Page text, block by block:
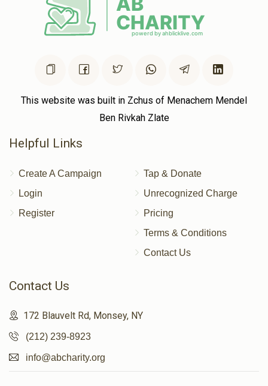
This website was built in Zchus of Menachem Mendel
Ben Rivkah Zlate
Helpful Links
Create A Campaign
Login
Register
Tap & Donate
Unrecognized Charge
Pricing
Terms & Conditions
Contact Us
Contact Us
172 Blauvelt Rd, Monsey, NY
(212) 239-8923
info@abcharity.org